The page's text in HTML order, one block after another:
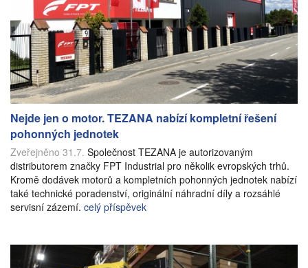
Nejde jen o motor. TEZANA nabízí kompletní řešení
pohonných jednotek
Zveřejněno 31.7. Společnost TEZANA je autorizovaným
distributorem značky FPT Industrial pro několik evropských trhů.
Kromě dodávek motorů a kompletních pohonných jednotek nabízí
také technické poradenství, originální náhradní díly a rozsáhlé
servisní zázemí. celý příspěvek